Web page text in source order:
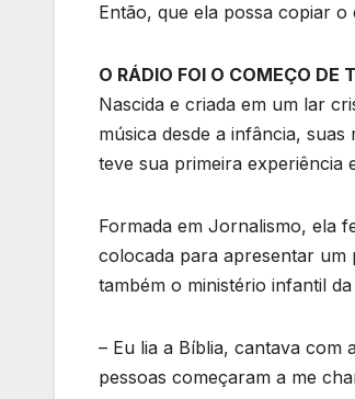
Então, que ela possa copiar
O RÁDIO FOI O COMEÇO DE
Nascida e criada em um lar
música desde a infância,
teve sua primeira experiência
Formada em Jornalismo, ela
colocada para apresentar um
também o ministério infantil da
– Eu lia a Bíblia, cantava com
pessoas começaram a me